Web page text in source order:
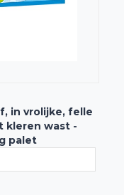
in vrolijke, felle
kleren wast -
palet